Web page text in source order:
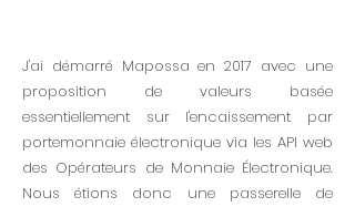
J'ai démarré Mapossa en 2017 avec une
proposition de valeurs basée
essentiellement sur l'encaissement par
portemonnaie électronique via les API web
des Opérateurs de Monnaie Électronique.
Nous étions donc une passerelle de